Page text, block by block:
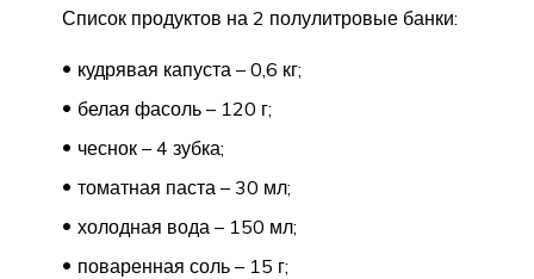
Список продуктов на 2 полулитровые банки:
кудрявая капуста – 0,6 кг;
белая фасоль – 120 г;
чеснок – 4 зубка;
томатная паста – 30 мл;
холодная вода – 150 мл;
поваренная соль – 15 г;